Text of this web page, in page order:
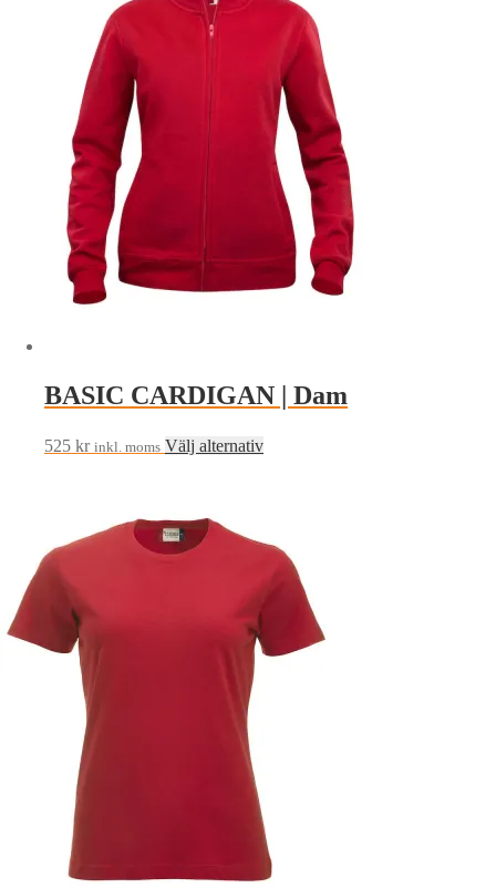
flera
varianter.
olika
alternativen
kan
väljas
produktsidan
BASIC CARDIGAN | Dam
525 kr inkl. moms Välj alternativDen
flera
varianter.